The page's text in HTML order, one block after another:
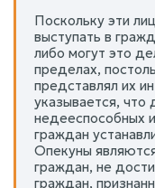
Поскольку эти
выступать в
либо могут это
пределах,
представлял их
указывается, что
недееспособных
граждан
Опекуны
граждан, не
граждан,